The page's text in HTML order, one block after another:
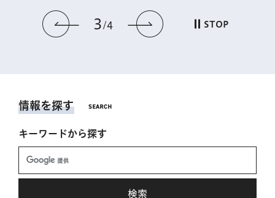
前のスライドを表示
3 4 次のスライドを表
STOP
情報を探す
キーワードから探す